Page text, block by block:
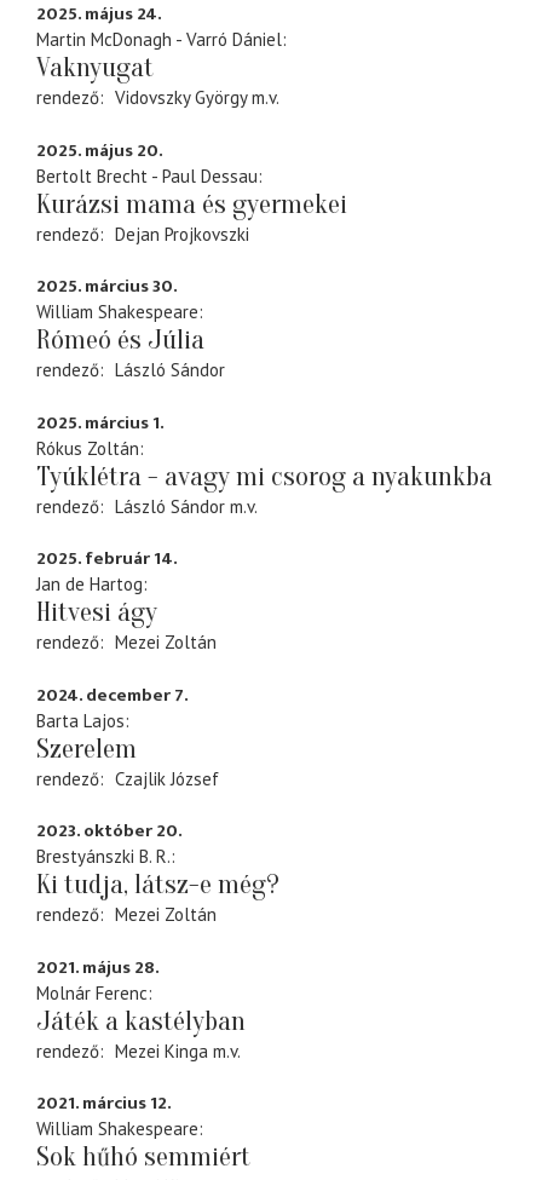
2025. május 24.
Martin McDonagh - Varró Dániel
Vaknyugat
rendező Vidovszky György m.v.
2025. május 20.
Bertolt Brecht - Paul Dessau
Kurázsi mama és gyermekei
rendező Dejan Projkovszki
2025. március 30.
William Shakespeare
Rómeó és Júlia
rendező László Sándor
2025. március 1.
Rókus Zoltán
Tyúklétra - avagy mi csorog a nyakunkba
rendező László Sándor m.v.
2025. február 14.
Jan de Hartog
Hitvesi ágy
rendező Mezei Zoltán
2024. december 7.
Barta Lajos
Szerelem
rendező Czajlik József
2023. október 20.
Brestyánszki B. R.
Ki tudja, látsz-e még?
rendező Mezei Zoltán
2021. május 28.
Molnár Ferenc
Játék a kastélyban
rendező Mezei Kinga m.v.
2021. március 12.
William Shakespeare
Sok hűhó semmiért